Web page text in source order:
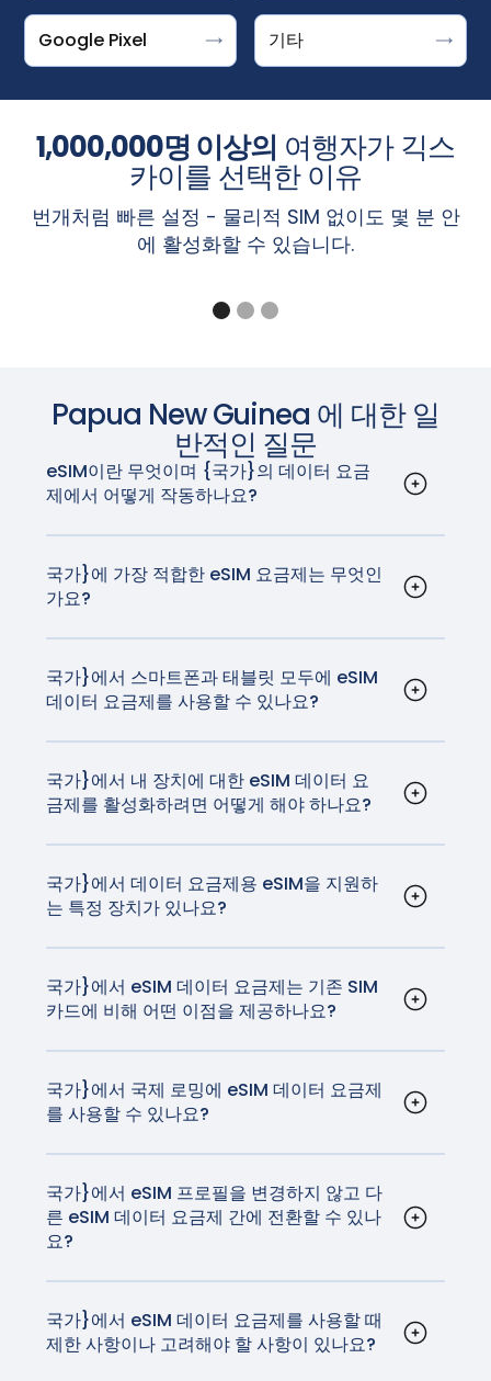
iPhone
iPhone XS, iPhone XS Max, iPhone XR 및 이후 버
전
다. 홍콩 및 마카오에서는 일부 iPhone 모델에 eSIM이 제공
됩니다.
설정 > 셀룰러화면에서 'eSIM 추가 ' 옵션이 표시되
면 iPhone이 eSIM을 지원하는 것입니다.
참고: 설정 > 일반 > 정보 화면의 '이동 통신사 잠금' 섹션에
iPad Pro 12.9인치(3~6세대) Wi-Fi + 셀룰러
iPad Pro 11인치(M4) Wi-Fi + 셀룰러*
iPad Pro 11인치(1~4세대) Wi-Fi + 셀룰러
iPad Air 13인치(M2) Wi-Fi + 셀룰러*
iPad Air 11인치(M2) Wi-Fi + 셀룰러*
iPad Air(3~5세대) Wi-Fi + 셀룰러
iPad mini(5세대 및 6세대) Wi-Fi + 셀룰러
iPad(7~10세대) Wi-Fi + 셀룰러
* iPad Pro(M4) Wi-Fi + 셀룰러 및 iPad Air(M2) Wi-Fi +
셀룰러 모델은 eSIM으로 활성화되며 실제 SIM 카드가 없습
니다.
↪f_200D↩에서 "eSIM 추가"가 표시되면 기기가 eSIM을 지
원하는 것입니다.
갤럭시 S25/S25+/S25 울트라, 갤럭시
울트라, 갤럭시 S21/S21+/S21 울트라, 갤럭시
S20/S20+/S20 울트라, 갤럭시 S20/S20+/S20 울
갤럭시 Z 폴드7 / 플립7, 갤럭시 Z 폴드6 / 플립6,
갤럭시 Z 폴드5 / Z 플립5, 갤럭시 Z 폴드4 / 플립
4, 갤럭시 Z 폴드3 / 플립3, 갤럭시 Z 폴드2, 갤럭시
갤럭시 노트20 / 노트20 울트라
갤럭시 탭 S10+/S10 울트라, 갤럭시 탭 S9/S9+/S9
울트라, 갤럭시 탭 S9 FE/S9 FE+, 갤럭시 탭 액티브
5
참고: 배송 국가에 따라 위에 나열된 단말기라도 eSIM이 지
원되지 않을 수 있습니다. 사용 중인 디바이스가 해당 지역에
서 이 기능을 지원하는지 제조업체에 문의하세요.
Google Pixel은 eSIM을 사용할 수 있는 기기입니다. 설정 >
네트워크 및 인터넷 > SIM +를 탭한 후 옵션을 선택하세요.
Pixel 8, 8a, 8 Pro
Pixel 7, 7a, 7 Pro
Pixel Fold
Pixel 6, 6a, 6 Pro
Pixel 5, 5a
의 Pixel 3a는 eSIM과 호환되지 않습니다.)
음).
Pixel 2, Pixel 2 XL(Google Fi 서비스로 구매한 휴
대전화에 한함)
eSIM과 함께 작동하지 않습니다.
Fairphone 4
Honor Magic 4 Pro
‍MicrosoftSurface Pro X
Planet Cosmo Communicator
Planet Gemini PDA - 4G+WiFi
Rakuten Mini, 빅, 빅-S, 핸드, 핸드 5G
Sharp Aquos Sense6s, Aquos Wish
Sony Xperia 1 IV, Xperia 10 III Lite, Xperia 10 IV
Google Pixel 기타
1,000,000명 이상의 여행자가 긱스
카이를 선택한 이유
번개처럼 빠른 설정 - 물리적 SIM 없이도 몇 분 안
에 활성화할 수 있습니다.
Papua New Guinea 에 대한 일
반적인 질문
eSIM이란 무엇이며 {국가}의 데이터 요금
제에서 어떻게 작동하나요?
일 데이터 요금제를 활성화할 수 있습니다. 국가}에
서는 다양한 이동 통신사에서 eSIM을 지원합니다.
습니다. 요즘 새로 구입하는 거의 모든 휴대폰에는
eSIM 기술이 탑재되어 있습니다.
국가}에 가장 적합한 eSIM 요금제는 무엇인
가요?
술을 사용하며, 현지 요금보다 훨씬 저렴한 가격으로
가장 빠르고 안정적인 네트워크에서 서핑을 즐길 수
국가}에서 스마트폰과 태블릿 모두에 eSIM
데이터 요금제를 사용할 수 있나요?
양한 기기에서 사용할 수 있습니다. 호환되는 전체
디바이스 목록은여기에서확인할 수 있습니다.
국가}에서 내 장치에 대한 eSIM 데이터 요
금제를 활성화하려면 어떻게 해야 하나요?
Android 활성화 지침은여기에서확인할 수 있습니
다.
국가}에서 데이터 요금제용 eSIM을 지원하
는 특정 장치가 있나요?
또한 일부 태블릿과 스마트워치도 호환됩니다.
국가}에서 eSIM 데이터 요금제는 기존 SIM
카드에 비해 어떤 이점을 제공하나요?
사를 변경할 수 있습니다.
국가}에서 국제 로밍에 eSIM 데이터 요금제
를 사용할 수 있나요?
신사가 부과하는 데이터 로밍 비용의 일부로 고품질
의 안정적인 네트워크와 연결을 제공합니다.
국가}에서 eSIM 프로필을 변경하지 않고 다
른 eSIM 데이터 요금제 간에 전환할 수 있나
요?
정은 매우 간단하며 실제 SIM 카드를 교체할 필요가
없습니다. 집에 돌아가기 전에 SIM 카드를 분실하지
국가}에서 eSIM 데이터 요금제를 사용할 때
제한 사항이나 고려해야 할 사항이 있나요?